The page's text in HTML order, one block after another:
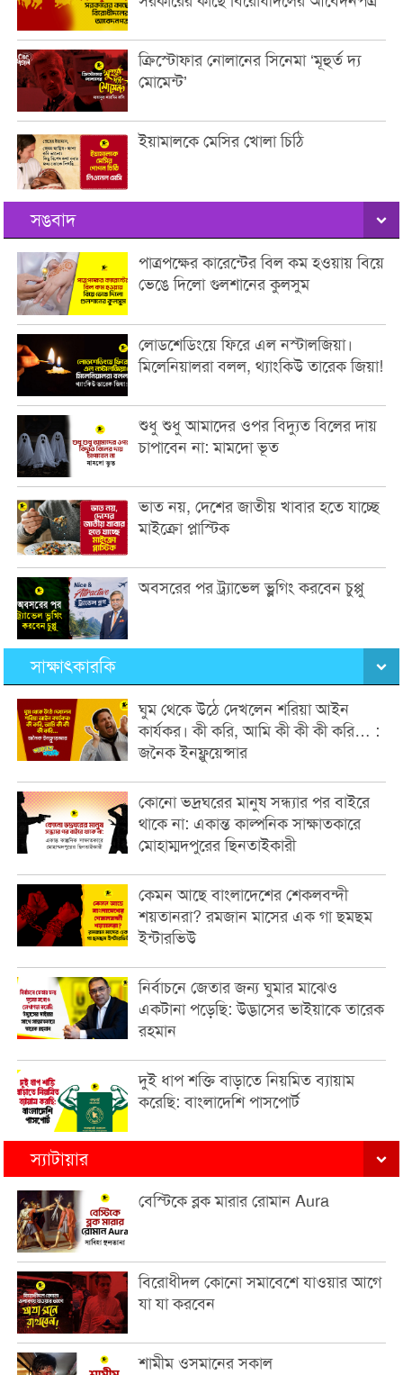
ক্রিস্টোফার নোলানের সিনেমা ‘মূহুর্ত দ্য
মোমেন্ট’
ইয়ামালকে মেসির খোলা চিঠি
সঙবাদ
পাত্রপক্ষের কারেন্টের বিল কম হওয়ায় বিয়ে
ভেঙে দিলো গুলশানের কুলসুম
লোডশেডিংয়ে ফিরে এল নস্টালজিয়া।
মিলেনিয়ালরা বলল, থ্যাংকিউ তারেক জিয়া!
শুধু শুধু আমাদের ওপর বিদ্যুত বিলের দায়
চাপাবেন না: মামদো ভূত
ভাত নয়, দেশের জাতীয় খাবার হতে যাচ্ছে
মাইক্রো প্লাস্টিক
অবসরের পর ট্র্যাভেল ভ্লগিং করবেন চুপ্পু
সাক্ষাৎকারকি
ঘুম থেকে উঠে দেখলেন শরিয়া আইন
কার্যকর। কী করি, আমি কী কী কী করি… :
জনৈক ইনফ্লুয়েন্সার
কোনো ভদ্রঘরের মানুষ সন্ধ্যার পর বাইরে
থাকে না: একান্ত কাল্পনিক সাক্ষাতকারে
মোহাম্মদপুরের ছিনতাইকারী
কেমন আছে বাংলাদেশের শেকলবন্দী
শয়তানরা? রমজান মাসের এক গা ছমছম
ইন্টারভিউ
নির্বাচনে জেতার জন্য ঘুমার মাঝেও
একটানা পড়েছি: উদ্ভাসের ভাইয়াকে তারেক
রহমান
দুই ধাপ শক্তি বাড়াতে নিয়মিত ব্যায়াম
করেছি: বাংলাদেশি পাসপোর্ট
স্যাটায়ার
বেস্টিকে ব্লক মারার রোমান Aura
বিরোধীদল কোনো সমাবেশে যাওয়ার আগে
যা যা করবেন
শামীম ওসমানের সকাল